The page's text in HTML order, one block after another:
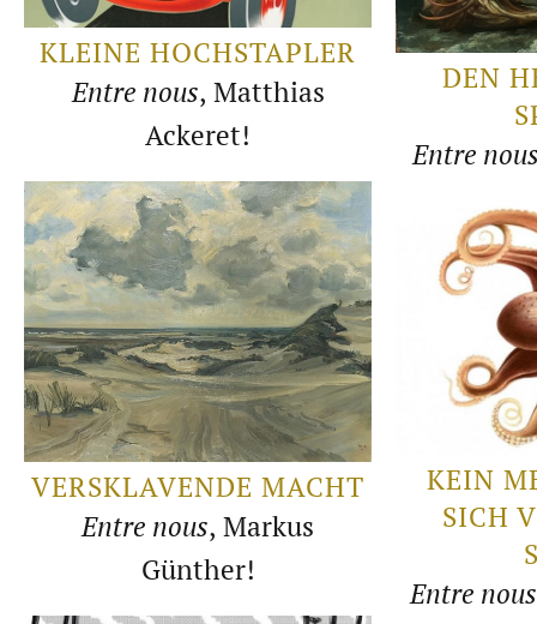
KLEINE HOCHSTAPLER
Entre nous, Matthias
Ackeret!
DEN
Entre
VERSKLAVENDE MACHT
Entre nous, Markus
Günther!
KEIN
SICH
Entre nous